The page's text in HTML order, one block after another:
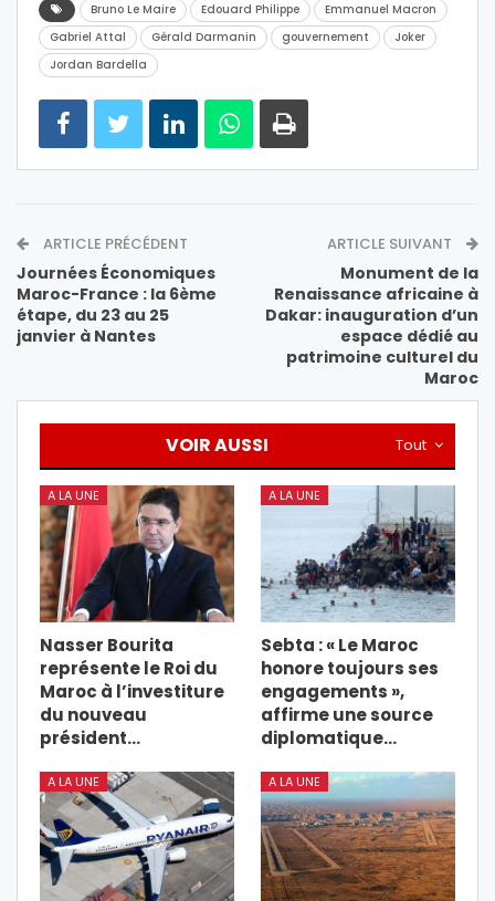
Bruno Le Maire Edouard Philippe
Emmanuel Macron
Gabriel Attal
Gérald Darmanin gouvernement
Joker
Jordan Bardella
ARTICLE PRÉCÉDENT
Journées Économiques
Maroc-France : la 6ème
étape, du 23 au 25
janvier à Nantes
ARTICLE SUIVANT
Monument de la
Renaissance africaine à
Dakar: inauguration d’un
espace dédié au
patrimoine culturel du
Maroc
Tout
VOIR AUSSI
A LA UNE
Nasser Bourita
représente le Roi du
Maroc à l’investiture
du nouveau
président…
A LA UNE
Sebta : « Le Maroc
honore toujours ses
engagements »,
affirme une source
diplomatique…
A LA UNE A LA UNE